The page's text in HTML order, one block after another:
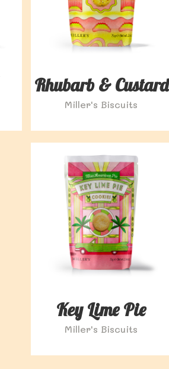
Rhubarb & Custard
Miller's Biscuits
Key Lime Pie
Miller's Biscuits